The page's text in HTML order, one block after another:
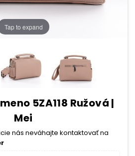
Tap to expand
5ZA118 Ružová |
Mei
nás neváhajte kontaktovať na